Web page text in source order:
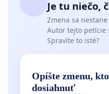
Je tu niečo,
Zmena sa
Autor tejto petície
Spravíte to isté?
Opíšte zmenu,
dosiahnuť